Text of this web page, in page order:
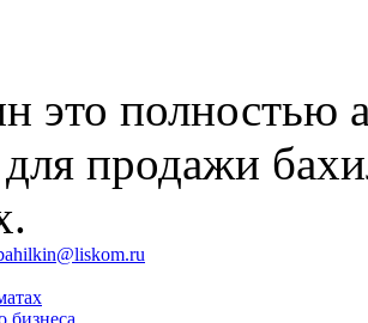
это полностью
для продажи
бизнеса